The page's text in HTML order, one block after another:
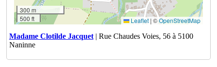
300 m
500 ft
Leaflet | ©OpenStreetMap
Madame Clotilde Jacquet| Rue Chaudes Voies, 56 à 5100
Naninne